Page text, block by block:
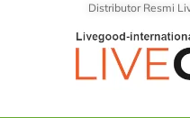
Distributor Resmi